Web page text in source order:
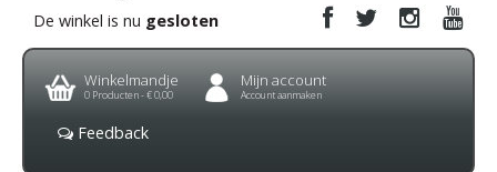
De winkel is nu gesloten
Winkelmandje
0 Producten -€ 0,00
Mijn account
Account aanmaken
Feedback